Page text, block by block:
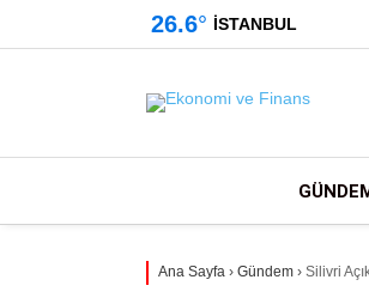
26.6° İSTANBUL
Ana Sayfa › Gündem › Silivri